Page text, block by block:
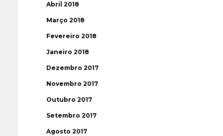
Abril 2018
Março 2018
Fevereiro 2018
Janeiro 2018
Dezembro 2017
Novembro 2017
Outubro 2017
Setembro 2017
Agosto 2017